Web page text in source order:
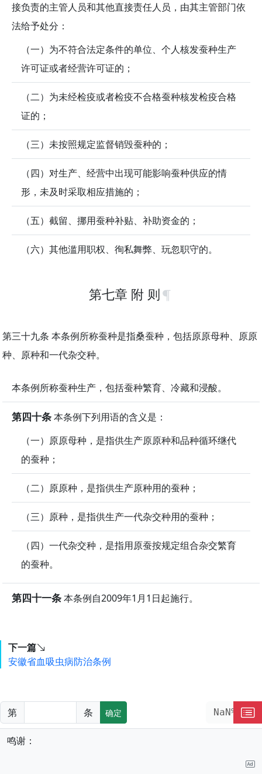
接负责的主管人员和其他直接责任人员，由其主管部门依
法给予处分：
（一）为不符合法定条件的单位、个人核发蚕种生产
许可证或者经营许可证的；
（二）为未经检疫或者检疫不合格蚕种核发检疫合格
证的；
（三）未按照规定监督销毁蚕种的；
（四）对生产、经营中出现可能影响蚕种供应的情
形，未及时采取相应措施的；
（五）截留、挪用蚕种补贴、补助资金的；
（六）其他滥用职权、徇私舞弊、玩忽职守的。
第七章 附 则
第三十九条 本条例所称蚕种是指桑蚕种，包括原原母种、原原
种、原种和一代杂交种。
本条例所称蚕种生产，包括蚕种繁育、冷藏和浸酸。
第四十条本条例下列用语的含义是：
（一）原原母种，是指供生产原原种和品种循环继代
的蚕种；
（二）原原种，是指供生产原种用的蚕种；
（三）原种，是指供生产一代杂交种用的蚕种；
（四）一代杂交种，是指用原蚕按规定组合杂交繁育
的蚕种。
第四十一条本条例自2009年1月1日起施行。
下一篇
安徽省血吸虫病防治条例
第 条 确定 NaN%
鸣谢：